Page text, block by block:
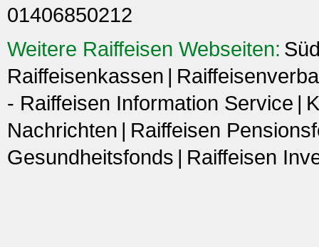
01406850212
Weitere Raiffeisen Webseiten:
Raiffeisenkassen
- Raiffeisen Information Service
Nachrichten
Raiffeisen
Gesundheitsfonds
Raiffeisen